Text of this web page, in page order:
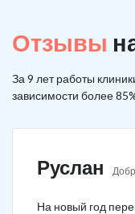
Отзывы
За 9 лет работы
зависимости более
Руслан
На новый год